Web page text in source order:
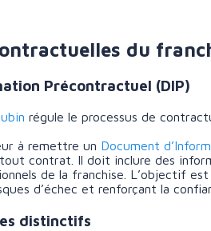
du
Précontractuel (DIP)
régule le processus de
à remettre un Document
contrat. Il doit inclure des
de la franchise. L’objectif
d’échec et renforçant la
distinctifs